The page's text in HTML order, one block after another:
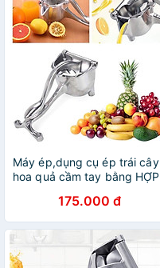
Máy ép,dụng cụ ép trái cây
hoa quả cầm tay bằng HỢP
175.000 đ